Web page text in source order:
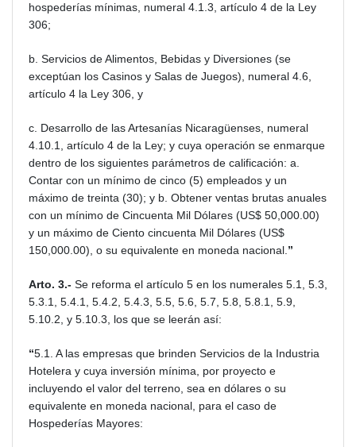
hospederías mínimas, numeral 4.1.3, artículo 4 de la Ley
306;
b. Servicios de Alimentos, Bebidas y Diversiones (se
exceptúan los Casinos y Salas de Juegos), numeral 4.6,
artículo 4 la Ley 306, y
c. Desarrollo de las Artesanías Nicaragüenses, numeral
4.10.1, artículo 4 de la Ley; y cuya operación se enmarque
dentro de los siguientes parámetros de calificación: a.
Contar con un mínimo de cinco (5) empleados y un
máximo de treinta (30); y b. Obtener ventas brutas anuales
con un mínimo de Cincuenta Mil Dólares (US$ 50,000.00)
y un máximo de Ciento cincuenta Mil Dólares (US$
150,000.00), o su equivalente en moneda nacional. ”
Arto. 3.- Se reforma el artículo 5 en los numerales 5.1, 5.3,
5.3.1, 5.4.1, 5.4.2, 5.4.3, 5.5, 5.6, 5.7, 5.8, 5.8.1, 5.9,
5.10.2, y 5.10.3, los que se leerán así:
“5.1. A las empresas que brinden Servicios de la Industria
Hotelera y cuya inversión mínima, por proyecto e
incluyendo el valor del terreno, sea en dólares o su
equivalente en moneda nacional, para el caso de
Hospederías Mayores: